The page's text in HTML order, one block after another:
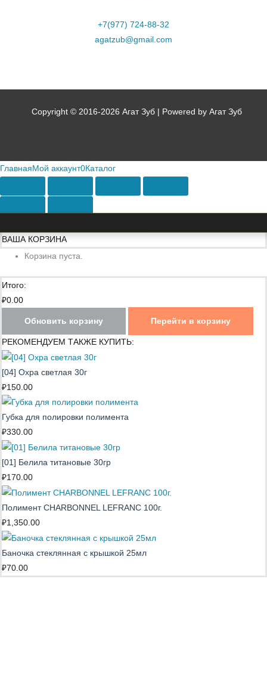
+7(977) 724-88-32
agatzub@gmail.com
Copyright © 2016-2026 Агат Зуб | Powered by Агат Зуб
Главная Мой аккаунт0Каталог
ВАША КОРЗИНА
Корзина пуста.
Итого:
₽0.00
Обновить корзину Перейти в корзину
РЕКОМЕНДУЕМ ТАКЖЕ КУПИТЬ:
[04] Охра светлая 30г
₽150.00
Губка для полировки полимента
₽330.00
[01] Белила титановые 30гр
₽170.00
Полимент CHARBONNEL LEFRANC 100г.
₽1,350.00
Баночка стеклянная с крышкой 25мл
₽70.00